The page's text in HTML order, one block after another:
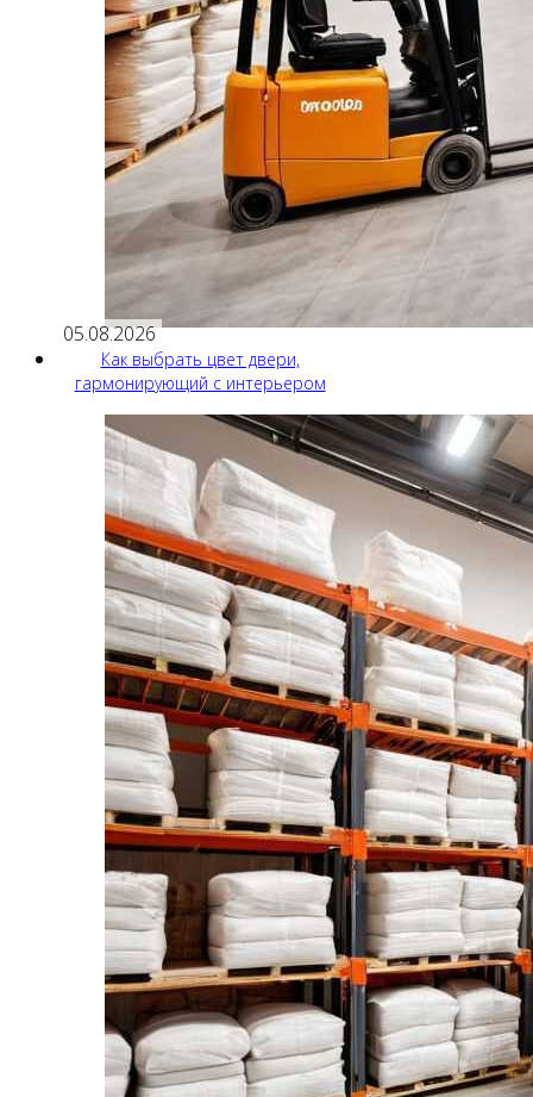
05.08.2026
Как выбрать цвет двери,
гармонирующий с интерьером